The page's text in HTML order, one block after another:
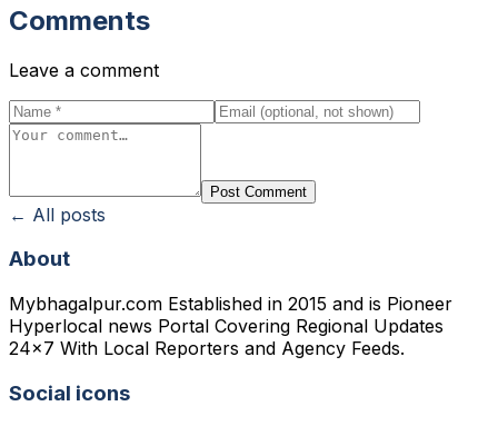
Comments
Leave a comment
Post Comment
← All posts
About
Mybhagalpur.com Established in 2015 and is Pioneer
Hyperlocal news Portal Covering Regional Updates
24x7 With Local Reporters and Agency Feeds.
Social icons